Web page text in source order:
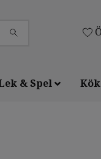
& Spel